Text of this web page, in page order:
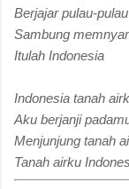
Berjajar pulau-pulau
Sambung
Itulah Indonesia
Indonesia tanah
Aku berjanji
Menjunjung tanah
Tanah airku